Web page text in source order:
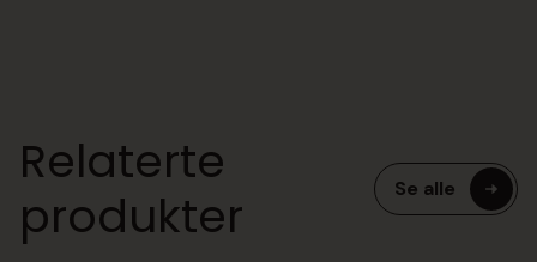
Relaterte
produkter
Se alle